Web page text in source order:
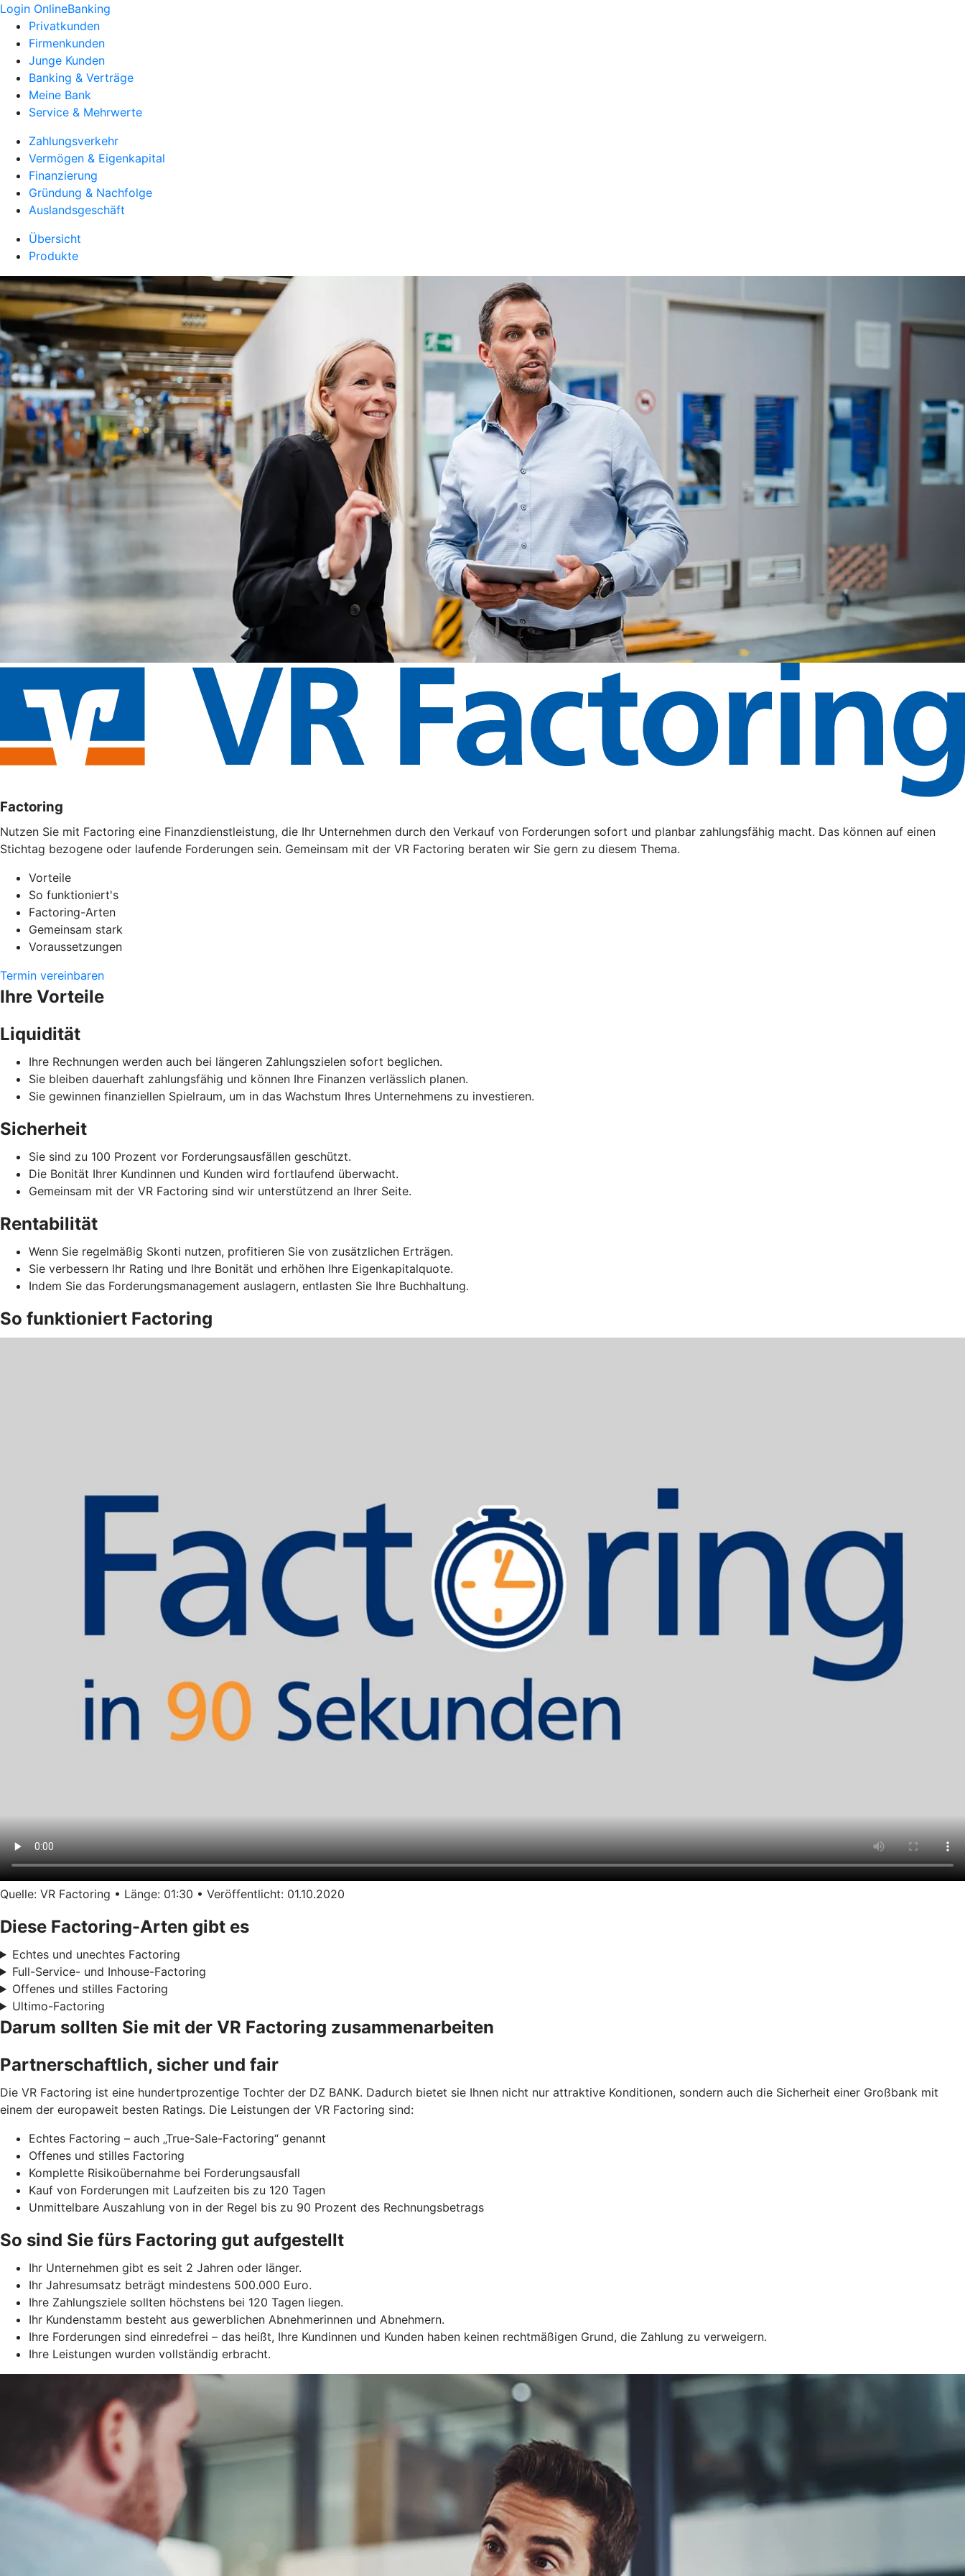
Login OnlineBanking
Privatkunden
Firmenkunden
Junge Kunden
Banking & Verträge
Meine Bank
Service & Mehrwerte
Zahlungsverkehr
Vermögen & Eigenkapital
Finanzierung
Gründung & Nachfolge
Auslandsgeschäft
Übersicht
Produkte
Factoring
Nutzen Sie mit Factoring eine Finanzdienstleistung, die Ihr Unternehmen durch den Verkauf von Forderungen sofort und planbar zahlungsfähig macht. Das können auf einen
Stichtag bezogene oder laufende Forderungen sein. Gemeinsam mit der VR Factoring beraten wir Sie gern zu diesem Thema.
Vorteile
So funktioniert's
Factoring-Arten
Gemeinsam stark
Voraussetzungen
Termin vereinbaren
Ihre Vorteile
Liquidität
Ihre Rechnungen werden auch bei längeren Zahlungszielen sofort beglichen.
Sie bleiben dauerhaft zahlungsfähig und können Ihre Finanzen verlässlich planen.
Sie gewinnen finanziellen Spielraum, um in das Wachstum Ihres Unternehmens zu investieren.
Sicherheit
Sie sind zu 100 Prozent vor Forderungsausfällen geschützt.
Die Bonität Ihrer Kundinnen und Kunden wird fortlaufend überwacht.
Gemeinsam mit der VR Factoring sind wir unterstützend an Ihrer Seite.
Rentabilität
Wenn Sie regelmäßig Skonti nutzen, profitieren Sie von zusätzlichen Erträgen.
Sie verbessern Ihr Rating und Ihre Bonität und erhöhen Ihre Eigenkapitalquote.
Indem Sie das Forderungsmanagement auslagern, entlasten Sie Ihre Buchhaltung.
So funktioniert Factoring
Quelle: VR Factoring • Länge: 01:30 • Veröffentlicht: 01.10.2020
Diese Factoring-Arten gibt es
Echtes und unechtes Factoring
Full-Service- und Inhouse-Factoring
Offenes und stilles Factoring
Ultimo-Factoring
Darum sollten Sie mit der VR Factoring zusammenarbeiten
Partnerschaftlich, sicher und fair
Die VR Factoring ist eine hundertprozentige Tochter der DZ BANK. Dadurch bietet sie Ihnen nicht nur attraktive Konditionen, sondern auch die Sicherheit einer Großbank mit
einem der europaweit besten Ratings. Die Leistungen der VR Factoring sind:
Echtes Factoring – auch „True-Sale-Factoring“ genannt
Offenes und stilles Factoring
Komplette Risikoübernahme bei Forderungsausfall
Kauf von Forderungen mit Laufzeiten bis zu 120 Tagen
Unmittelbare Auszahlung von in der Regel bis zu 90 Prozent des Rechnungsbetrags
So sind Sie fürs Factoring gut aufgestellt
Ihr Unternehmen gibt es seit 2 Jahren oder länger.
Ihr Jahresumsatz beträgt mindestens 500.000 Euro.
Ihre Zahlungsziele sollten höchstens bei 120 Tagen liegen.
Ihr Kundenstamm besteht aus gewerblichen Abnehmerinnen und Abnehmern.
Ihre Forderungen sind einredefrei – das heißt, Ihre Kundinnen und Kunden haben keinen rechtmäßigen Grund, die Zahlung zu verweigern.
Ihre Leistungen wurden vollständig erbracht.